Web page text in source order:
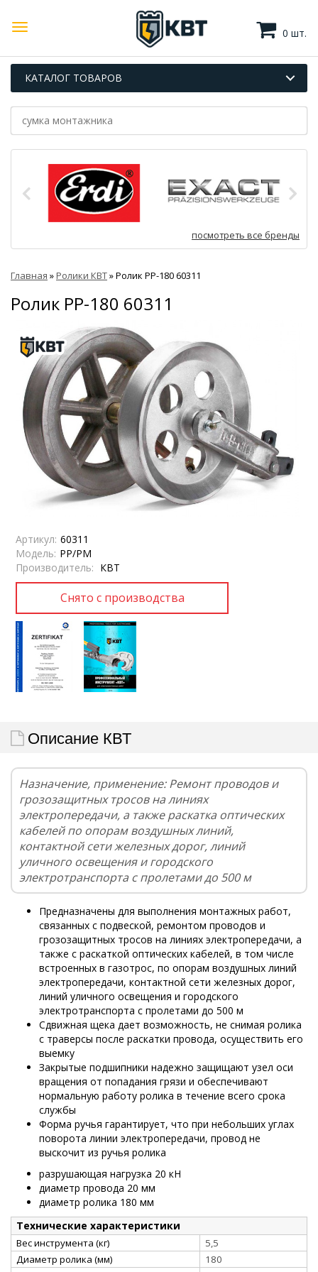
0 шт.
КАТАЛОГ ТОВАРОВ
посмотреть все бренды
Главная »Ролики КВТ»Ролик РР-180 60311
Ролик РР-180 60311
Артикул: 60311
Модель: РР/РМ
Производитель: КВТ
Описание КВТ
Назначение, применение: Ремонт проводов и
грозозащитных тросов на линиях
электропередачи, а также раскатка оптических
кабелей по опорам воздушных линий,
контактной сети железных дорог, линий
уличного освещения и городского
электротранспорта с пролетами до 500 м
Предназначены для выполнения монтажных работ,
связанных с подвеской, ремонтом проводов и
грозозащитных тросов на линиях электропередачи, а
также с раскаткой оптических кабелей, в том числе
встроенных в газотрос, по опорам воздушных линий
электропередачи, контактной сети железных дорог,
линий уличного освещения и городского
электротранспорта с пролетами до 500 м
Сдвижная щека дает возможность, не снимая ролика
с траверсы после раскатки провода, осуществить его
выемку
Закрытые подшипники надежно защищают узел оси
вращения от попадания грязи и обеспечивают
нормальную работу ролика в течение всего срока
службы
Форма ручья гарантирует, что при небольших углах
поворота линии электропередачи, провод не
выскочит из ручья ролика
разрушающая нагрузка 20 кН
диаметр провода 20 мм
диаметр ролика 180 мм
Технические характеристики
Вес инструмента (кг)
5,5
Диаметр ролика (мм)
180